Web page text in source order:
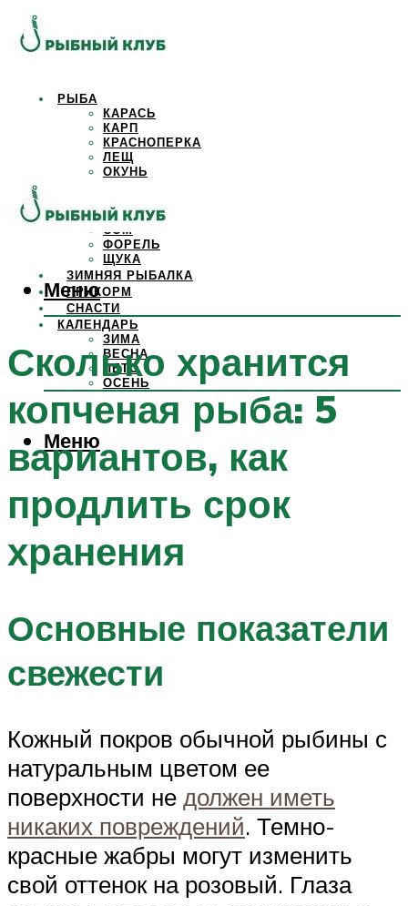
РЫБА
КАРАСЬ
КАРП
КРАСНОПЕРКА
ЛЕЩ
ОКУНЬ
САЗАН
СОМ
ФОРЕЛЬ
ЩУКА
ЗИМНЯЯ РЫБАЛКА
ПРИКОРМ
СНАСТИ
КАЛЕНДАРЬ
ЗИМА
ВЕСНА
ЛЕТО
ОСЕНЬ
Меню
Меню
Сколько хранится
копченая рыба: 5
вариантов, как
продлить срок
хранения
Основные показатели
свежести
Кожный покров обычной рыбины с
натуральным цветом ее
поверхности не должен иметь
никаких повреждений. Темно-
красные жабры могут изменить
свой оттенок на розовый. Глаза